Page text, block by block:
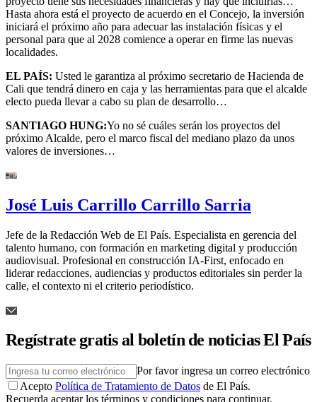
Hasta ahora está el proyecto de acuerdo en el Concejo, la inversión
iniciará el próximo año para adecuar las instalación físicas y el
personal para que al 2028 comience a operar en firme las nuevas
localidades.
EL PAÍS: Usted le garantiza al próximo secretario de Hacienda de
Cali que tendrá dinero en caja y las herramientas para que el alcalde
electo pueda llevar a cabo su plan de desarrollo…
SANTIAGO HUNG:Yo no sé cuáles serán los proyectos del
próximo Alcalde, pero el marco fiscal del mediano plazo da unos
valores de inversiones…
José Luis Carrillo Carrillo Sarria
Jefe de la Redacción Web de El País. Especialista en gerencia del
talento humano, con formación en marketing digital y producción
audiovisual. Profesional en construcción IA-First, enfocado en
liderar redacciones, audiencias y productos editoriales sin perder la
calle, el contexto ni el criterio periodístico.
Regístrate gratis al boletín de noticias El País
Por favor ingresa un correo electrónico
Acepto Política de Tratamiento de Datos de El País.
Recuerda aceptar los términos y condiciones para continuar.